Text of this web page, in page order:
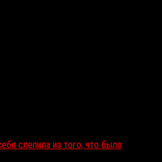
слепила из того, что было